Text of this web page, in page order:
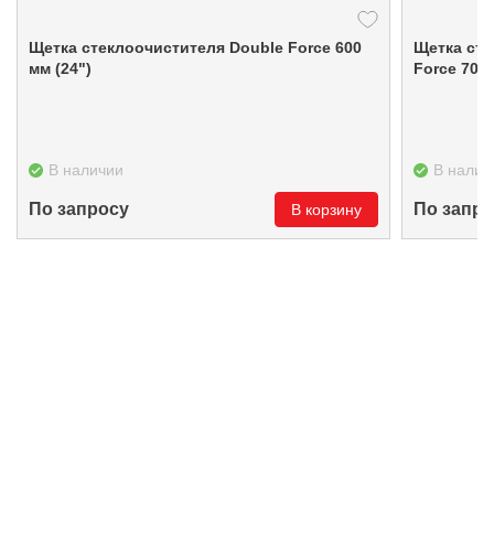
Щетка стеклоочистителя Double Force 600
мм (24")
В наличии
По запросу В корзину
Щетка
Force
В
По